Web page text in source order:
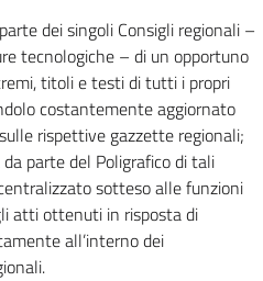
dei singoli Consigli regionali –
tecnologiche – di un opportuno
titoli e testi di tutti i propri
costantemente aggiornato
rispettive gazzette regionali;
parte del Poligrafico di tali
sotteso alle funzioni
atti ottenuti in risposta di
all’interno dei